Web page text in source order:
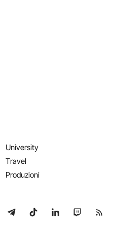
University
Travel
Produzioni
YouTube
su WhatsApp
Seguici su Telegram
Seguici su TikTok
Seguici su
Seguici